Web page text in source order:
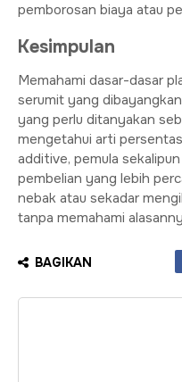
pemborosan biaya atau
Kesimpulan
Memahami dasar-dasar
serumit yang
yang perlu ditanyakan
mengetahui arti
additive, pemula
pembelian yang lebih
nebak atau sekadar
tanpa memahami
BAGIKAN